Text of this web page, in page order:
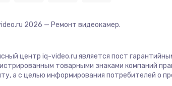
2026 — Ремонт видеокамер.
центр iq-video.ru является пост
товарными знаками компаний
а с целью информирования потребителей о